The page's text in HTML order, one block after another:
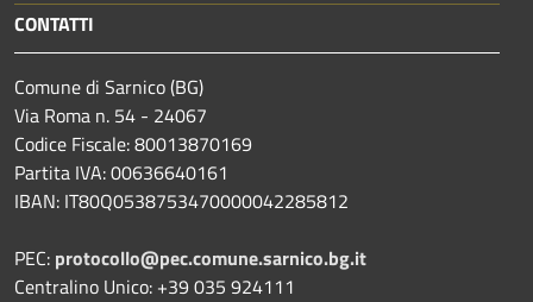
CONTATTI
Comune di Sarnico (BG)
Via Roma n. 54 - 24067
Codice Fiscale: 80013870169
Partita IVA: 00636640161
IBAN: IT80Q0538753470000042285812
PEC: protocollo@pec.comune.sarnico.bg.it
Centralino Unico: +39 035 924111